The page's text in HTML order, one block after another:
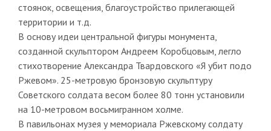
стоянок, освещения, благоустройство прилегающей
территории и т.д.
В основу идеи центральной фигуры монумента,
созданной скульптором Андреем Коробцовым, легло
стихотворение Александра Твардовского «Я убит подо
Ржевом». 25-метровую бронзовую скульптуру
Советского солдата весом более 80 тонн установили
на 10-метровом восьмигранном холме.
В павильонах музея у мемориала Ржевскому солдату